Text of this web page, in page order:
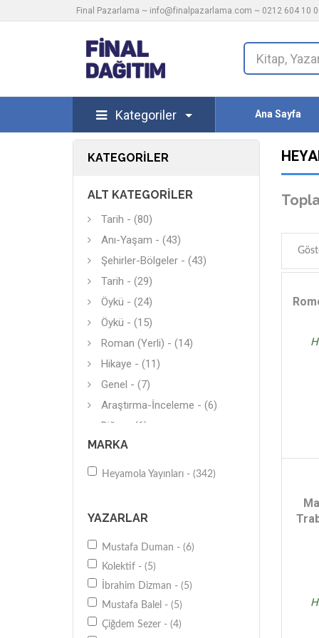
Final Pazarlama ~ info@finalpazarlama.com ~ 0212 604 10
Kategoriler Ana Sayfa
KATEGORILER
ALT KATEGORILER
Tarih - (80)
Anı-Yaşam - (43)
Şehirler-Bölgeler - (43)
Tarih - (29)
Öykü - (24)
Öykü - (15)
Roman (Yerli) - (14)
Hikaye - (11)
Genel - (7)
Araştırma-İnceleme - (6)
Diğer - (6)
Diğer - (6)
Deneme (Yerli) - (5)
Şiir (Yerli) - (3)
Biyografi-Otobiyografi - (3)
Diğer - (3)
Hikaye (Çeviri) - (2)
Tarihi Roman - (2)
MARKA
Heyamola Yayınları - (342)
YAZARLAR
Mustafa Duman - (6)
Kolektif - (5)
İbrahim Dizman - (5)
Mustafa Balel - (5)
Çiğdem Sezer - (4)